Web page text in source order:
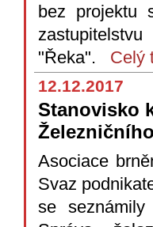
bez projektu
"Řeka". Celý
12.12.2017
Stanovisko
Asociace
Svaz
se